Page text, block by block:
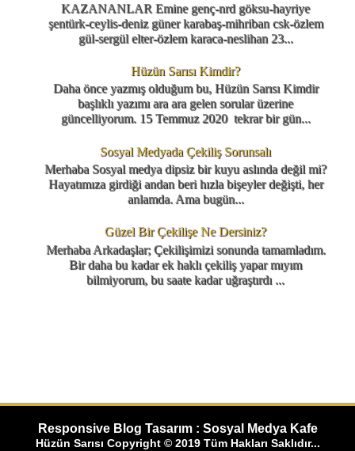
KAZANANLAR Emine genç-nrd göksu-hayriye
şentürk-ceylis-deniz güner karabaş-mihriban csk-özlem
gül-sergül elter-özlem karaca-neslihan 23...
Hüzün Sarısı Kimdir?
Daha önce yazmış olduğum bu, Hüzün Sarısı Kimdir
başlıklı yazımı ara ara gelen sorular üzerine
güncelliyorum. 15 Temmuz 2020 tekrar bir gün...
Sosyal Medyada Çekiliş Sorunsalı
Merhaba Sosyal medya dipsiz bir kuyu aslında değil mi?
Hayatımıza girdiği andan beri hızla bişeyler değişti, her
anlamda. Ama bugün...
Güzel Bir Çekilişe Ne Dersiniz?
Merhaba Arkadaşlar; Çekilişimizi sonunda tamamladım.
Bir daha bu kadar ek haklı çekiliş yapar mıyım
bilmiyorum, bu saate kadar uğraştırdı ...
Responsive Blog Tasarım : Sosyal Medya Kafe
Hüzün Sarısı Copyright © 2019 Tüm Hakları Saklıdır...